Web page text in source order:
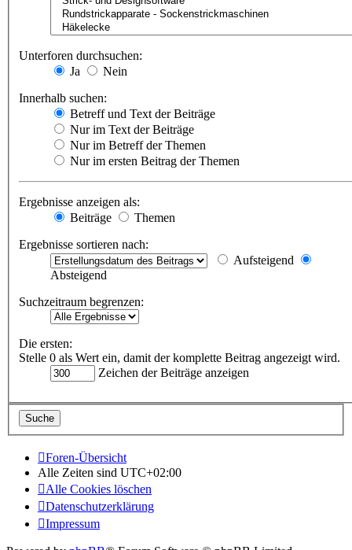
Unterforen durchsuchen:
Ja
Nein
Innerhalb suchen:
Betreff und Text der Beiträge
Nur im Text der Beiträge
Nur im Betreff der Themen
Nur im ersten Beitrag der Themen
Ergebnisse anzeigen als:
Beiträge
Themen
Ergebnisse sortieren nach:
Aufsteigend
Absteigend
Suchzeitraum begrenzen:
Die ersten:
Stelle 0 als Wert ein, damit der komplette Beitrag angezeigt wird.
Zeichen der Beiträge anzeigen
Foren-Übersicht
Alle Zeiten sind UTC+02:00
Alle Cookies löschen
Datenschutzerklärung
Impressum